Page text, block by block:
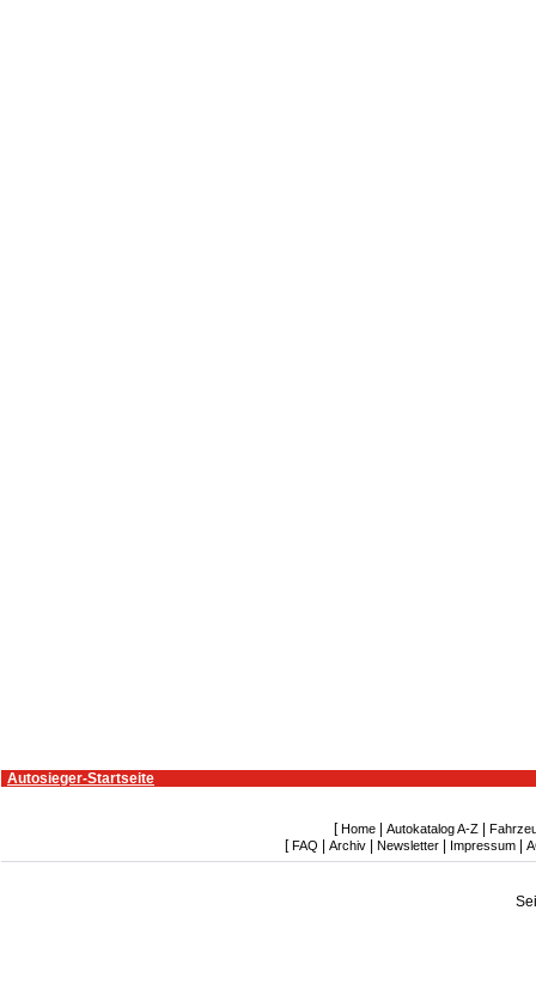
Autosieger-Startseite
[ Home| Autokatalog A-Z|
[ FAQ Archiv Newsletter Impressum